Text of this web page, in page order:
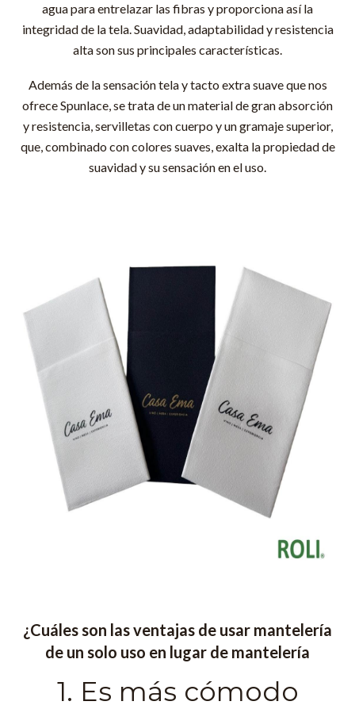
agua para entrelazar las fibras y proporciona así la
integridad de la tela. Suavidad, adaptabilidad y resistencia
alta son sus principales características.
Además de la sensación tela y tacto extra suave que nos
ofrece Spunlace, se trata de un material de gran absorción
y resistencia, servilletas con cuerpo y un gramaje superior,
que, combinado con colores suaves, exalta la propiedad de
suavidad y su sensación en el uso.
¿Cuáles son las ventajas de usar mantelería
de un solo uso en lugar de mantelería
1. Es más cómodo